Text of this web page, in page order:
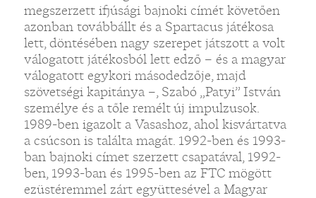
megszerzett ifjúsági bajnoki címét követően
azonban továbbállt és a Spartacus játékosa
lett, döntésében nagy szerepet játszott a volt
válogatott játékosból lett edző – és a magyar
válogatott egykori másodedzője, majd
szövetségi kapitánya –, Szabó „Patyi” István
személye és a tőle remélt új impulzusok.
1989-ben igazolt a Vasashoz, ahol kisvártatva
a csúcson is találta magát. 1992-ben és 1993-
ban bajnoki címet szerzett csapatával, 1992-
ben, 1993-ban és 1995-ben az FTC mögött
ezüstéremmel zárt együttesével a Magyar